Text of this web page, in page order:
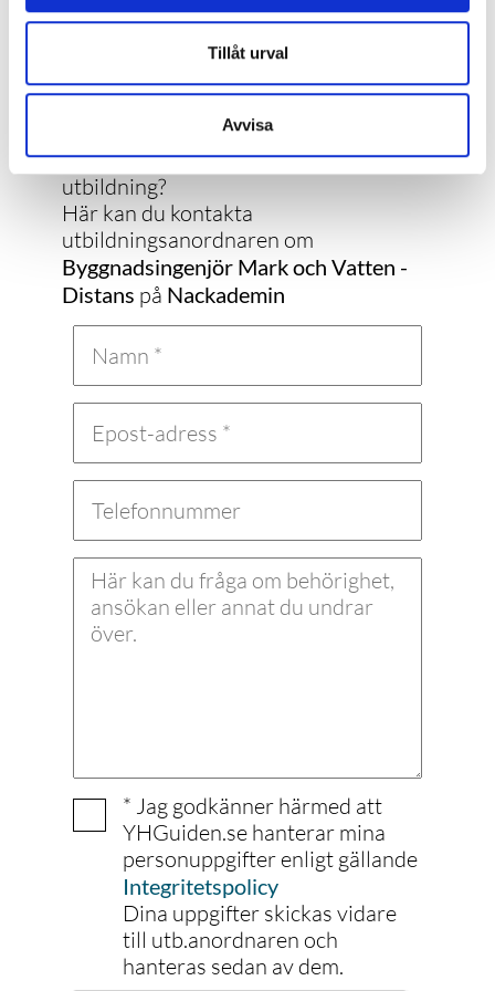
Tillåt urval
Avvisa
Kontakta Nackademin
Vill du ha mer information om en
utbildning?
Här kan du kontakta
utbildningsanordnaren om
Byggnadsingenjör Mark och Vatten -
Distans på Nackademin
* Jag godkänner härmed att
YHGuiden.se hanterar mina
personuppgifter enligt gällande
Integritetspolicy
Dina uppgifter skickas vidare
till utb.anordnaren och
hanteras sedan av dem.